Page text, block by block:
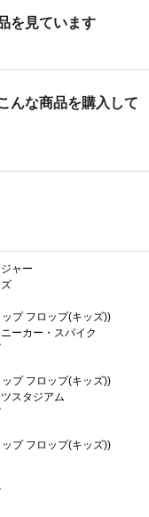
を見ています
んな商品を購入して
ャー
プ フロップ(キッズ))
ーカー・スパイク
プ フロップ(キッズ))
スタジアム
プ フロップ(キッズ))